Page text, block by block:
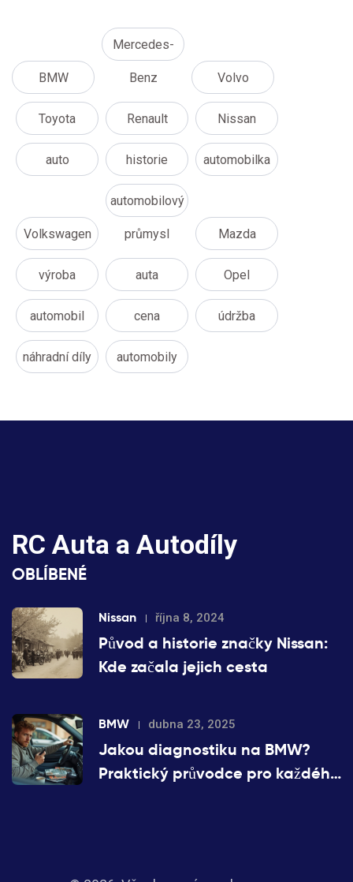
BMW
Mercedes-
Benz Volvo
Toyota Renault Nissan
auto historie automobilka
Volkswagen
automobilový
průmysl Mazda
výroba auta Opel
automobil cena údržba
náhradní díly automobily
RC Auta a Autodíly
OBLÍBENÉ
Nissan října 8, 2024
Původ a historie značky Nissan:
Kde začala jejich cesta
BMW dubna 23, 2025
Jakou diagnostiku na BMW?
Praktický průvodce pro každého